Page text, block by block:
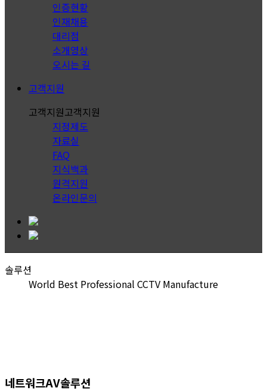
인증현황
인재채용
대리점
소개영상
오시는 길
고객지원
고객지원고객지원
지정제도
자료실
FAQ
지식백과
원격지원
온라인문의
솔루션
World Best Professional CCTV Manufacture
네트워크AV솔루션